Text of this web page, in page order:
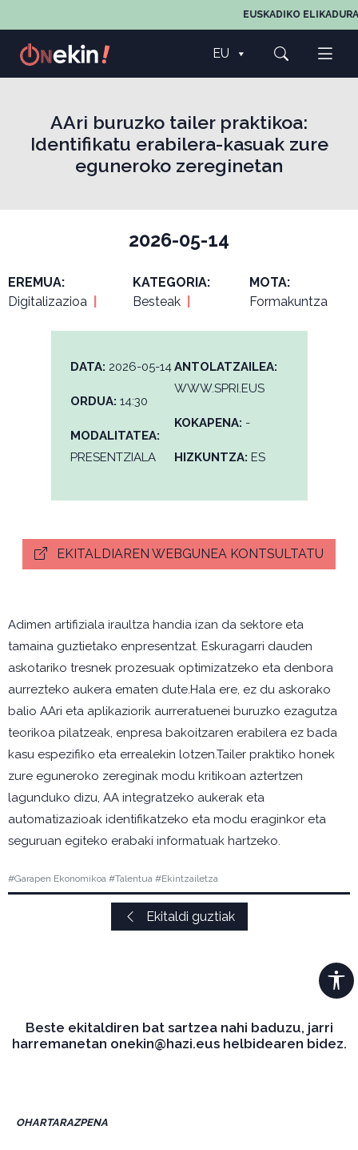
EUSKADIKO
EU
AAri buruzko tailer praktikoa:
Identifikatu erabilera-kasuak zure
eguneroko zereginetan
2026-05-14
EREMUA:
Digitalizazioa
KATEGORIA:
Besteak
MOTA:
Formakuntza
DATA: 2026-05-14
ORDUA: 14:30
MODALITATEA:
PRESENTZIALA
ANTOLATZAILEA:
WWW.SPRI.EUS
KOKAPENA: -
HIZKUNTZA: ES
EKITALDIAREN WEBGUNEA KONTSULTATU
Adimen artifiziala iraultza handia izan da sektore eta
tamaina guztietako enpresentzat. Eskuragarri dauden
askotariko tresnek prozesuak optimizatzeko eta denbora
aurrezteko aukera ematen dute.Hala ere, ez du askorako
balio AAri eta aplikaziorik aurreratuenei buruzko ezagutza
teorikoa pilatzeak, enpresa bakoitzaren erabilera ez bada
kasu espezifiko eta errealekin lotzen.Tailer praktiko honek
zure eguneroko zereginak modu kritikoan aztertzen
lagunduko dizu, AA integratzeko aukerak eta
automatizazioak identifikatzeko eta modu eraginkor eta
seguruan egiteko erabaki informatuak hartzeko.
#Garapen Ekonomikoa #Talentua #Ekintzailetza
Ekitaldi guztiak
Beste ekitaldiren bat sartzea nahi baduzu, jarri
harremanetan onekin@hazi.eus helbidearen bidez.
OHARTARAZPENA